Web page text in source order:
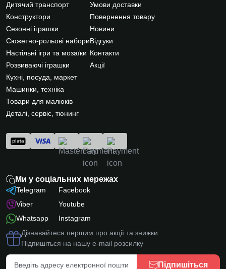
Дитячий транспорт
Конструктори
Сезонні іграшки
Сюжетно-рольові набори
Настільні ігри та мозаїки
Розвиваючі іграшки
Кухні, посуда, маркет
Машинки, техніка
Товари для малюків
Деталі, сервіс, тюнинг
Умови доставки
Повернення товару
Новини
Відгуки
Контакти
Акції
Ми у соціальних мережах
Telegram
Viber
Whatsapp
Facebook
Youtube
Instagram
Дізнавайтеся першим про акції та знижки
Підпишіться на нашу e-mail розсилку
Підпишіться